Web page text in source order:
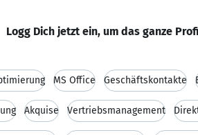
Logg Dich jetzt ein, um das ganze
MS Office Geschäftskontakte
Akquise Vertriebsmanagement